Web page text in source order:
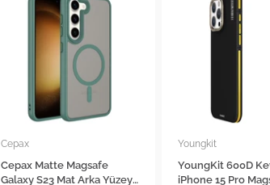
Cepax
Cepax Matte Magsafe
Galaxy S23 Mat Arka Yüzey
Youngkit
YoungKit 600D
iPhone 15 Pro